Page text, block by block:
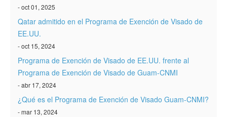
Contacto
- oct 01, 2025
Qatar admitido en el Programa de Exención de Visado de
EE.UU.
- oct 15, 2024
Programa de Exención de Visado de EE.UU. frente al
Programa de Exención de Visado de Guam-CNMI
- abr 17, 2024
¿Qué es el Programa de Exención de Visado Guam-CNMI?
- mar 13, 2024